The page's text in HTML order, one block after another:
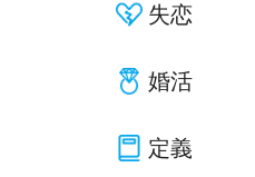
失恋
婚活
定義